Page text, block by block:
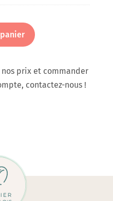
prix et commander
contactez-nous !